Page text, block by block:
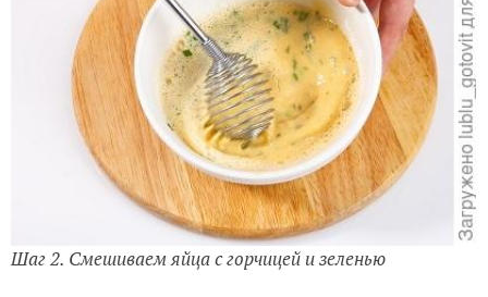
Шаг 2. Смешиваем яйца с горчицей и зеленью